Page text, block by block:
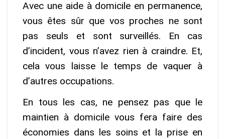
Avec une aide à domicile en permanence,
vous êtes sûr que vos proches ne sont
pas seuls et sont surveillés. En cas
d’incident, vous n’avez rien à craindre. Et,
cela vous laisse le temps de vaquer à
d’autres occupations.
En tous les cas, ne pensez pas que le
maintien à domicile vous fera faire des
économies dans les soins et la prise en